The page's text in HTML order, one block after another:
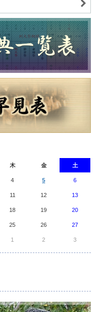
木 金 土
4 5 6
11 12 13
18 19 20
25 26 27
1 2 3